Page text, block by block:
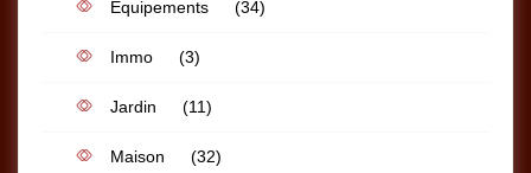
Equipements (34)
Immo (3)
Jardin (11)
Maison (32)